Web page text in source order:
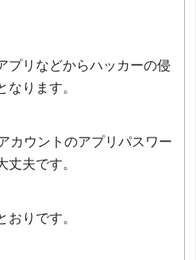
プリなどからハッカーの侵
なります。
カウントのアプリパスワー
丈夫です。
りです。